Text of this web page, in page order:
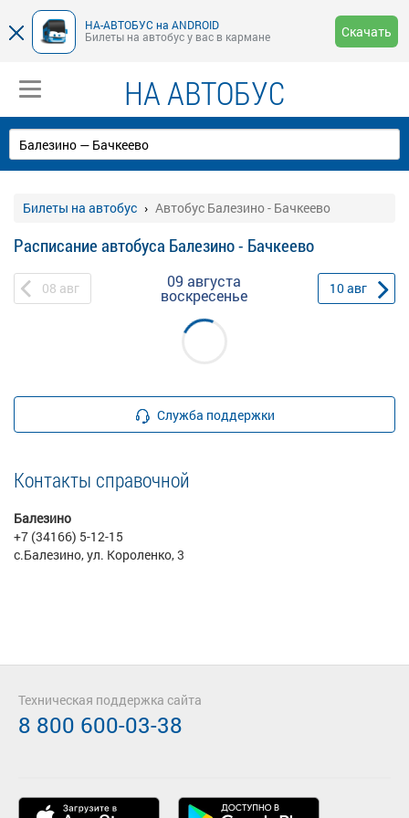
НА-АВТОБУС на ANDROID
Билеты на автобус у вас в кармане
Скачать
НА АВТОБУС
Билеты на автобус Автобус Балезино - Бачкеево
Расписание автобуса Балезино - Бачкеево
08 авг 09 августа
воскресенье 10авг
Служба поддержки
Контакты справочной
Балезино
+7 (34166) 5-12-15
с.Балезино, ул. Короленко, 3
Техническая поддержка сайта
8 800 600-03-38